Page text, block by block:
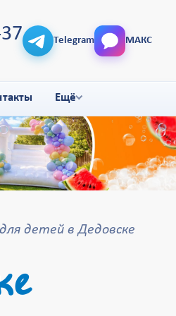
Telegram МАКС
Ещё
детей в Дедовске